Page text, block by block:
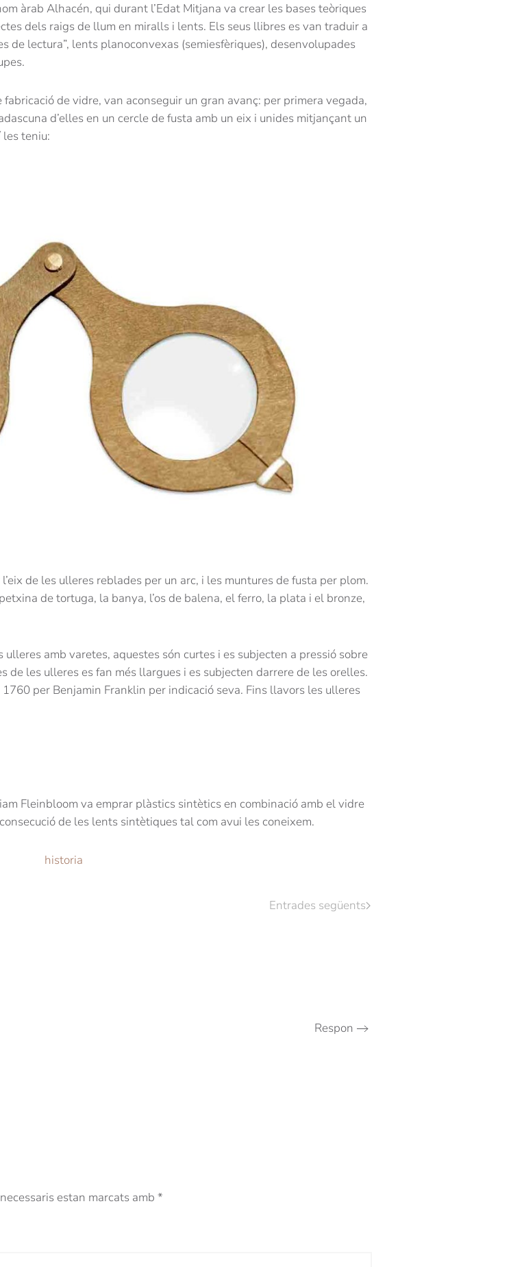
àrab Alhacén, qui durant l’Edat Mitjana va crear les bases teòriques
dels raigs de llum en miralls i lents. Els seus llibres es van traduir a
de lectura”, lents planoconvexas (semiesfèriques), desenvolupades
de vidre, van aconseguir un gran avanç: per primera vegada,
d’elles en un cercle de fusta amb un eix i unides mitjançant un
teniu:
de les ulleres reblades per un arc, i les muntures de fusta per plom.
de tortuga, la banya, l’os de balena, el ferro, la plata i el bronze,
amb varetes, aquestes són curtes i es subjecten a pressió sobre
de les ulleres es fan més llargues i es subjecten darrere de les orelles.
per Benjamin Franklin per indicació seva. Fins llavors les ulleres
Fleinbloom va emprar plàstics sintètics en combinació amb el vidre
de les lents sintètiques tal com avui les coneixem.
historia
Entrades següents
Respon
estan marcats amb *